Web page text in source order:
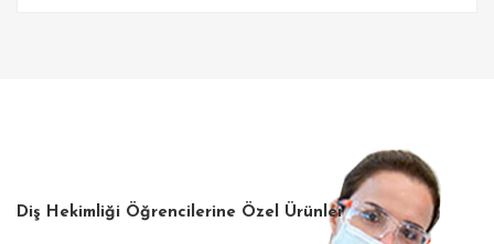
Diş Hekimliği Öğrencilerine Özel Ürünler